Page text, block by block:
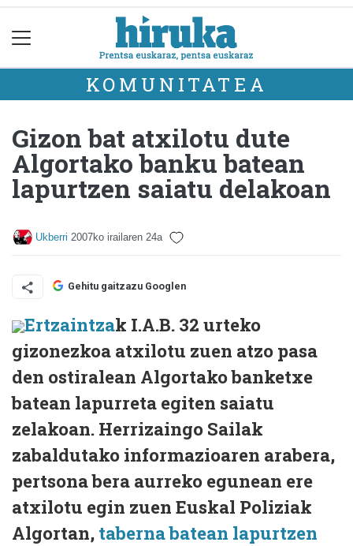
KOMUNITATEA
Gizon bat atxilotu dute
Algortako banku batean
lapurtzen saiatu delakoan
Ukberri 2007ko irailaren 24a
Gehitu gaitzazu Googlen
Ertzaintzak I.A.B. 32 urteko
gizonezkoa atxilotu zuen atzo pasa
den ostiralean Algortako banketxe
batean lapurreta egiten saiatu
zelakoan. Herrizaingo Sailak
zabaldutako informazioaren arabera,
pertsona bera aurreko egunean ere
atxilotu egin zuen Euskal Poliziak
Algortan, taberna batean lapurtzen